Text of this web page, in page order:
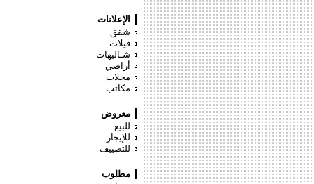
الإعلانات
شقق
فيلات
شـاليهات
أراضي
محلات
مكاتب
معروض
للبيع
للإيجار
للتصييف
مطلوب